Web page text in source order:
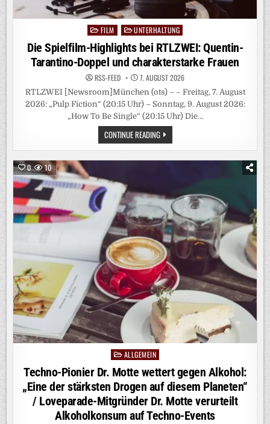
Posted
in
FILM UNTERHALTUNG
Die Spielfilm-Highlights bei RTLZWEI: Quentin-
Tarantino-Doppel und charakterstarke Frauen
RSS-FEED 7. AUGUST 2026
RTLZWEI [Newsroom]München (ots) – – Freitag, 7. August
2026: „Pulp Fiction“ (20:15 Uhr) – Sonntag, 9. August 2026:
„How To Be Single“ (20:15 Uhr) Die…
CONTINUE READINGDIE
SPIELFILM-
HIGHLIGHTS
BEI
UND
CHARAKTERSTARKE
FRAUEN
0 10
Posted
in
ALLGEMEIN
Techno-Pionier Dr. Motte wettert gegen Alkohol:
„Eine der stärksten Drogen auf diesem Planeten“
/ Loveparade-Mitgründer Dr. Motte verurteilt
Alkoholkonsum auf Techno-Events